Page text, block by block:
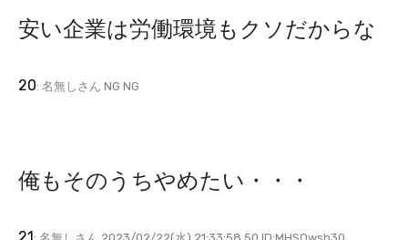
安い企業は労働環境もクソだからな
20: 名無しさん NG NG
俺もそのうちやめたい・・・